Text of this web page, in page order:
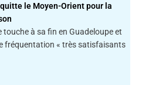
le Moyen-Orient pour la
à sa fin en Guadeloupe et
fréquentation « très satisfaisants